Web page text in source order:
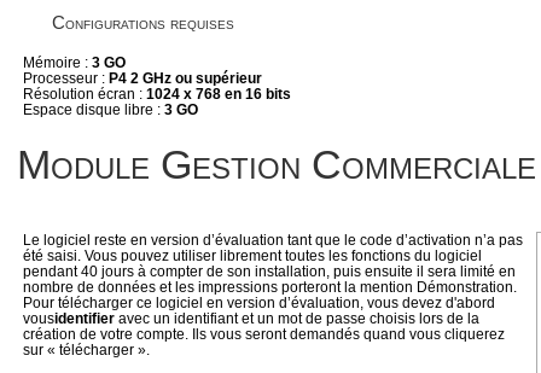
Configurations requises
Mémoire : 3 GO
Processeur : P4 2 GHz ou supérieur
Résolution écran : 1024 x 768 en 16 bits
Espace disque libre : 3 GO
Module Gestion Commerciale
Le logiciel reste en version d’évaluation tant que le code d’activation n’a pas
été saisi. Vous pouvez utiliser librement toutes les fonctions du logiciel
pendant 40 jours à compter de son installation, puis ensuite il sera limité en
nombre de données et les impressions porteront la mention Démonstration.
Pour télécharger ce logiciel en version d’évaluation, vous devez d'abord
vousidentifier avec un identifiant et un mot de passe choisis lors de la
création de votre compte. Ils vous seront demandés quand vous cliquerez
sur « télécharger ».